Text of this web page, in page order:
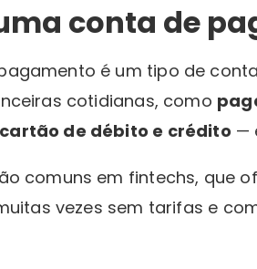
conta de
é um tipo de
cotidianas, como
de débito e crédito —
comuns em fintechs, que
vezes sem tarifas e